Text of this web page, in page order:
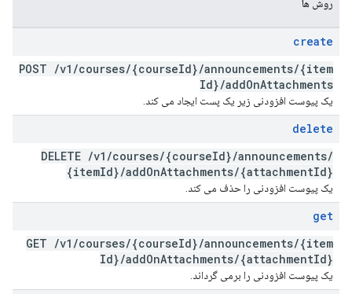
روش ها
create
POST /v1 /courses/{courseId}/announcements/{item
Id}/addOnAttachments
یک پیوست افزودنی زیر یک پست ایجاد می کند.
delete
DELETE /v1 /courses/{courseId}/announcements/
{itemId}/addOnAttachments/{attachmentId}
یک پیوست افزودنی را حذف می کند.
get
GET /v1 /courses/{courseId}/announcements/{item
Id}/addOnAttachments/{attachmentId}
یک پیوست افزودنی را برمی گرداند.